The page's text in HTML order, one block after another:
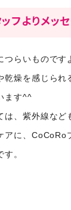
フよりメッ
らいものです
乾燥を感じられ
ます^^
は、紫外線など
アに、CoCoRo
。